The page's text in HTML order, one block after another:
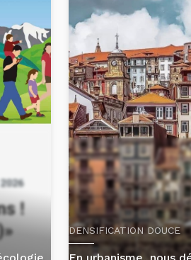
DENSIFICATION DOUCE
En urbanisme, nous
si nous vivions
paternaliste